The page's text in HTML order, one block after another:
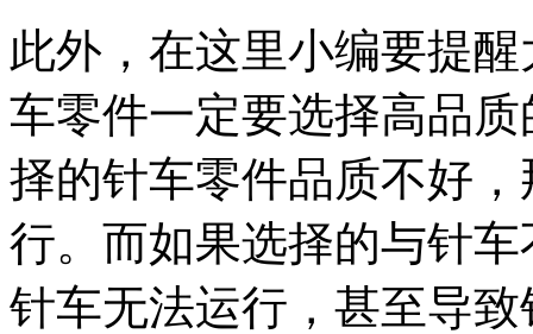
此外，在这里小编要提
车零件一定要选择高品
择的针车零件品质不好
行。而如果选择的与针
针车无法运行，甚至导